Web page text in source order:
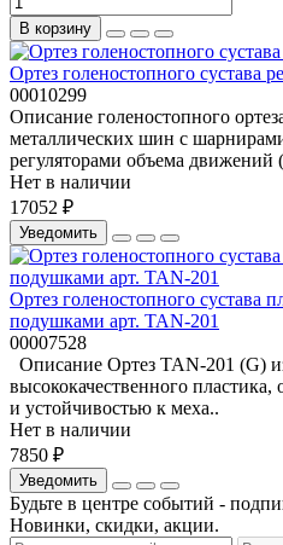
В корзину
Ортез голеностопного сустава
00010299
Описание голеностопного
металлических шин с
регуляторами объема движений
Нет в наличии
17052 ₽
Уведомить
Ортез голеностопного сустава
подушками арт. TAN-201
00007528
Описание Ортез TAN-201 (G)
высококачественного
и устойчивостью к меха..
Нет в наличии
7850 ₽
Уведомить
Будьте в центре событий -
Новинки, скидки, акции.